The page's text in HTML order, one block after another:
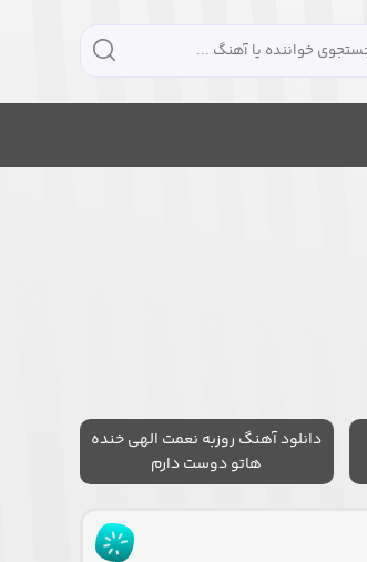
دانلود آهنگ روزبه نعمت الهی خنده
هاتو دوست دارم